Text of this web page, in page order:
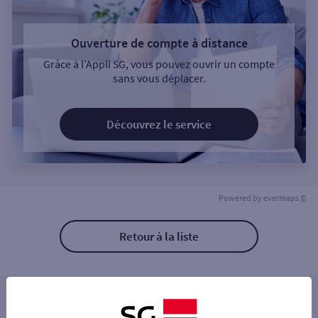
Ouverture de compte à distance
Grâce à l’Appli SG, vous pouvez ouvrir un compte
sans vous déplacer.
Découvrez le service
Powered by evermaps ©
Retour à la liste
Les distributeurs/automates à proximité